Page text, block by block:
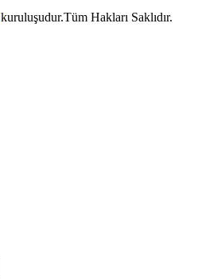
kuruluşudur.Tüm Hakları Saklıdır.